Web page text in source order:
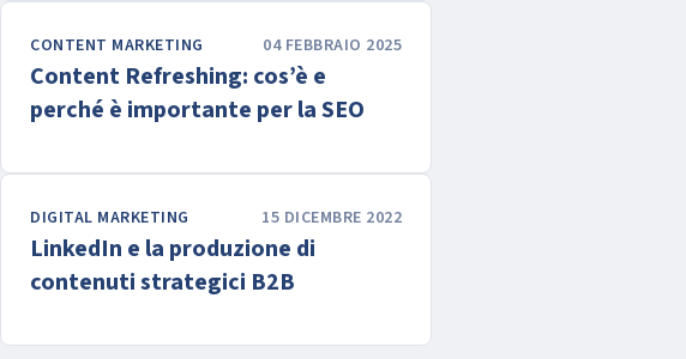
CONTENT MARKETING 04 FEBBRAIO 2025
Content Refreshing: cos’è e
perché è importante per la SEO
DIGITAL MARKETING 15 DICEMBRE 2022
LinkedIn e la produzione di
contenuti strategici B2B